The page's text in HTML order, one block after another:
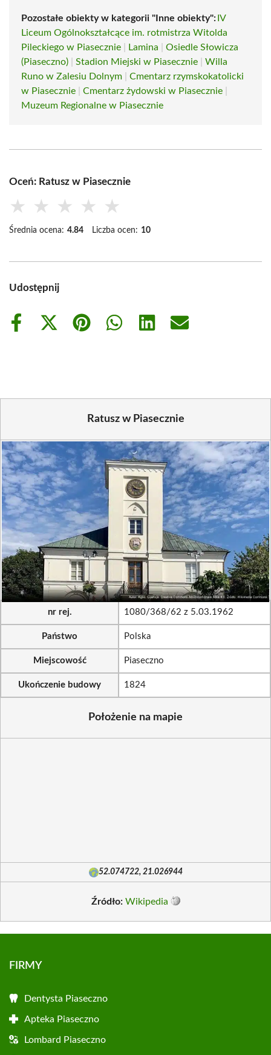
Pozostałe obiekty w kategorii "Inne obiekty": IV
Liceum Ogólnokształcące im. rotmistrza Witolda
Pileckiego w Piasecznie
Lamina
Osiedle Słowicza
(Piaseczno)
Stadion Miejski w Piasecznie
Willa
Runo w Zalesiu Dolnym
Cmentarz rzymskokatolicki
w Piasecznie
Cmentarz żydowski w Piasecznie
Muzeum Regionalne w Piasecznie
Oceń: Ratusz w Piasecznie
★ ★ ★ ★ ★
Średnia ocena: 4.84 Liczba ocen: 10
Udostępnij
Share
Share
Share
Share
Share
Share
Ratusz w Piasecznie
nr rej. 1080/368/62 z 5.03.1962
Państwo Polska
Miejscowość Piaseczno
Ukończenie budowy 1824
Położenie na mapie
52.074722, 21.026944
Źródło: Wikipedia
FIRMY
Dentysta Piaseczno
Apteka Piaseczno
Lombard Piaseczno